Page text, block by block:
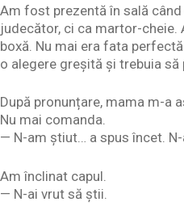
Am fost prezentă în sală
judecător, ci ca martor-cheie.
boxă. Nu mai era fata
o alegere greșită și trebuia să
După pronunțare, mama m-a
Nu mai comanda.
— N-am știut… a spus încet.
Am înclinat capul.
— N-ai vrut să știi.